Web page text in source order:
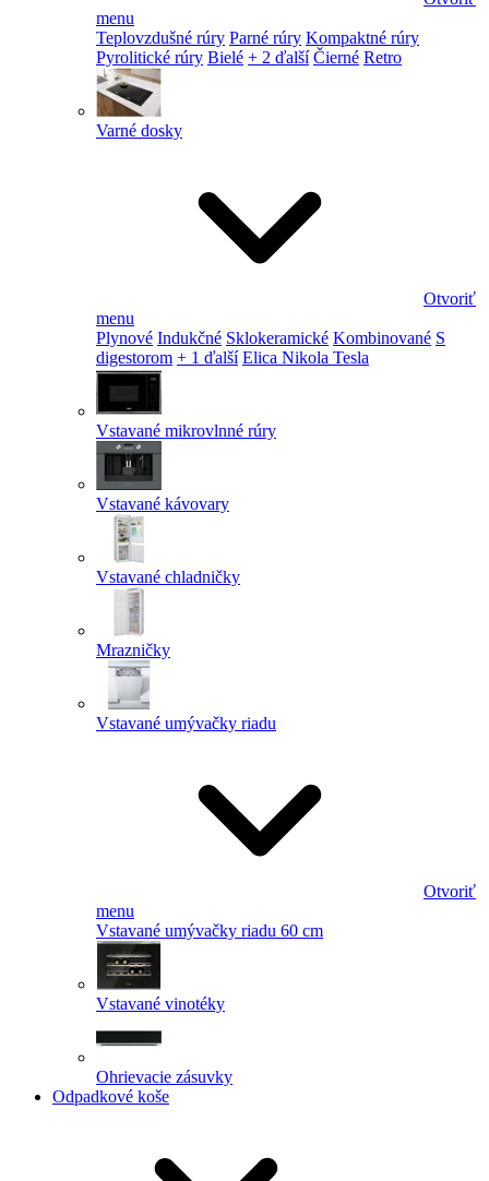
menu
Teplovzdušné rúry Parné rúry Kompaktné rúry
Pyrolitické rúry Bielé + 2 ďalší Čierné Retro
Varné dosky
Otvoriť
menu
Plynové Indukčné Sklokeramické Kombinované S
digestorom + 1 ďalší Elica Nikola Tesla
Vstavané mikrovlnné rúry
Vstavané kávovary
Vstavané chladničky
Mrazničky
Vstavané umývačky riadu
Otvoriť
menu
Vstavané umývačky riadu 60 cm
Vstavané vinotéky
Ohrievacie zásuvky
Odpadkové koše